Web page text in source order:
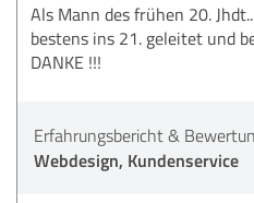
Als Mann des frühen 20.
bestens ins 21. geleitet und
DANKE !!!
Erfahrungsbericht &
Webdesign, Kundenservice